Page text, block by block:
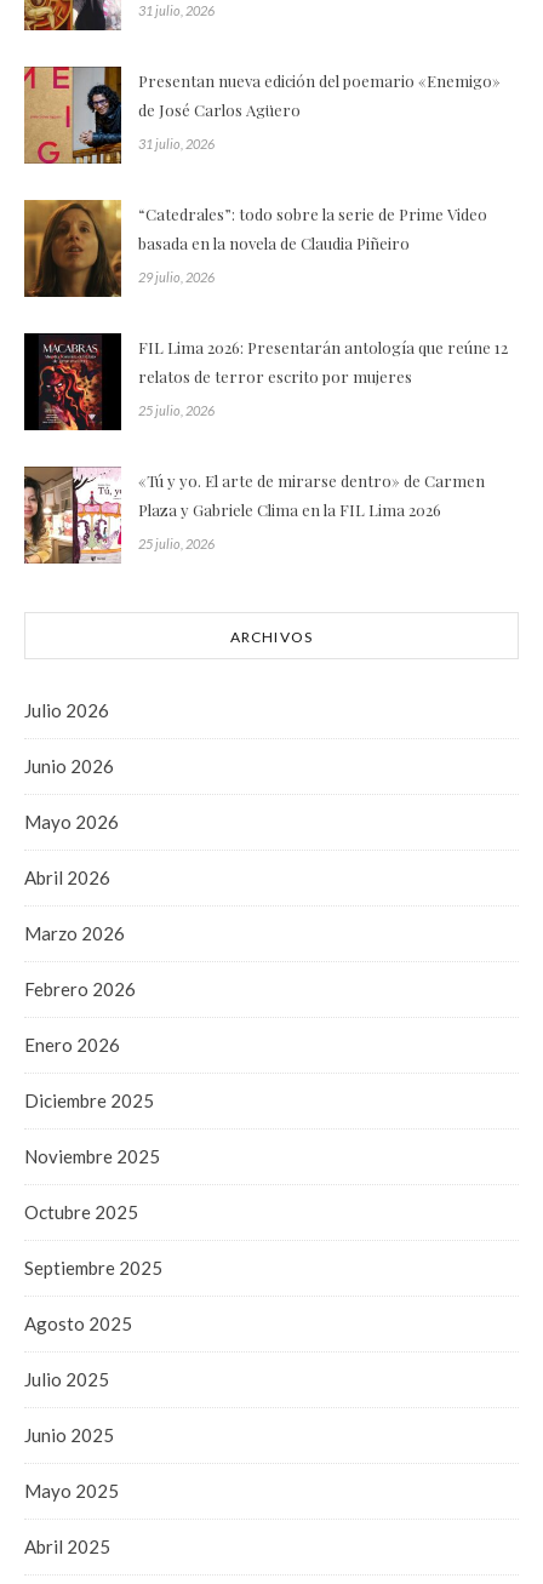
31 julio, 2026
Presentan nueva edición del poemario «Enemigo»
de José Carlos Agüero
31 julio, 2026
“Catedrales”: todo sobre la serie de Prime Video
basada en la novela de Claudia Piñeiro
29 julio, 2026
FIL Lima 2026: Presentarán antología que reúne 12
relatos de terror escrito por mujeres
25 julio, 2026
«Tú y yo. El arte de mirarse dentro» de Carmen
Plaza y Gabriele Clima en la FIL Lima 2026
25 julio, 2026
ARCHIVOS
Julio 2026
Junio 2026
Mayo 2026
Abril 2026
Marzo 2026
Febrero 2026
Enero 2026
Diciembre 2025
Noviembre 2025
Octubre 2025
Septiembre 2025
Agosto 2025
Julio 2025
Junio 2025
Mayo 2025
Abril 2025